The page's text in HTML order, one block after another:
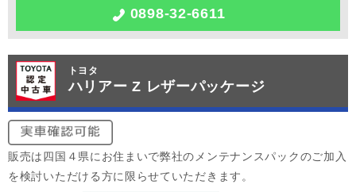
0898-32-6611
トヨタ
ハリアー Z レザーパッケージ
販売は四国４県にお住まいで弊社のメンテナンスパックのご加入
を検討いただける方に限らせていただきます。